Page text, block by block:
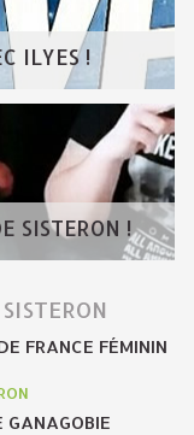
ILYES !
SISTERON !
FRANCE FÉMININ
GANAGOBIE